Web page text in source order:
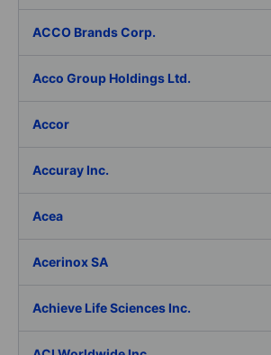
ACCO Brands Corp.
Acco Group Holdings Ltd.
Accor
Accuray Inc.
Acea
Acerinox SA
Achieve Life Sciences Inc.